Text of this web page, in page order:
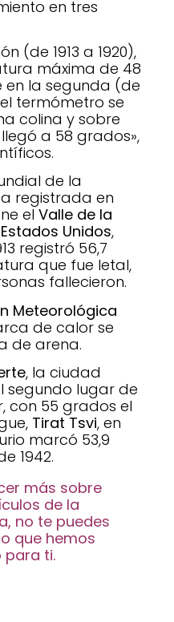
en tres
(de 1913 a 1920),
máxima de 48
en la segunda (de
termómetro se
colina y sobre
a 58 grados»,
de la
registrada en
el Valle de la
Estados Unidos,
registró 56,7
que fue letal,
fallecieron.
Meteorológica
de calor se
de arena.
, la ciudad
segundo lugar de
con 55 grados el
Tirat Tsvi, en
marcó 53,9
1942.
más sobre
de la
no te puedes
que hemos
para ti.